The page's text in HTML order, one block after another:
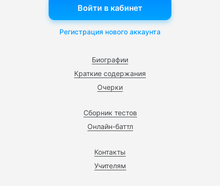
Биографии
Краткие содержания
Очерки
Сборник тестов
Онлайн-баттл
Контакты
Учителям
Войти в кабинет
Регистрация нового аккаунта